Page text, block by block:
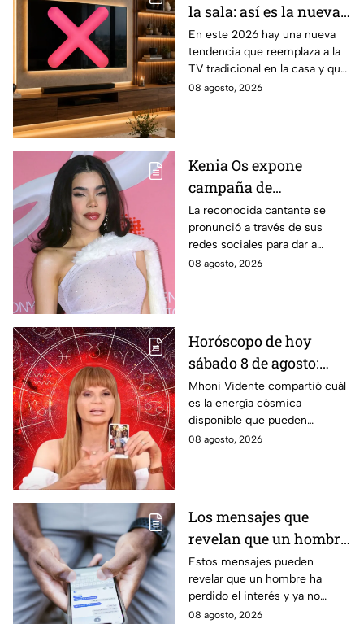
la sala: así es la nueva
tendencia que
conquista los hogares
En este 2026 hay una nueva
tendencia que reemplaza a la
TV tradicional en la casa y que
tiene más pulgadas, lo que
08 agosto, 2026
Kenia Os expone
campaña de
desprestigio en su
contra y señala qué
acciones tomará: "Voy a
defender mi trabajo"
La reconocida cantante se
pronunció a través de sus
redes sociales para dar a
conocer una campaña de la
08 agosto, 2026
Horóscopo de hoy
sábado 8 de agosto:
estas son las
predicciones de Mhoni
Vidente
Mhoni Vidente compartió cuál
es la energía cósmica
disponible que pueden
aprovechar las personas de los
08 agosto, 2026
Los mensajes que
revelan que un hombre
ya no tiene interés en ti
Estos mensajes pueden
revelar que un hombre ha
perdido el interés y ya no
busca mantener la misma
08 agosto, 2026